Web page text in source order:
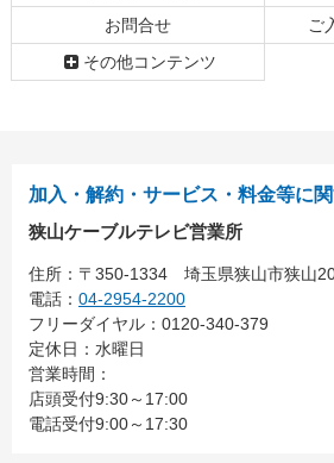
頭
お問合せ
ご
その他コンテンツ
加入・解約・サービス・料金等に
狭山ケーブルテレビ営業所
住所： 〒350-1334 埼玉県狭山市狭山
電話： 04-2954-2200
フリーダイヤル：0120-340-379
定休日：水曜日
営業時間：
店頭受付9:30～17:00
電話受付9:00～17:30